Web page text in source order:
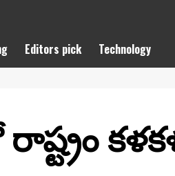
Editors pick Technology